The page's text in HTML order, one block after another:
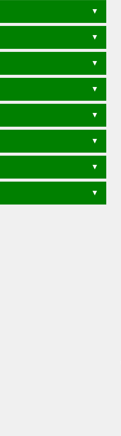
TISCHTE TITSCHE
SCHIEN SCHIET SCHNEI
TITSCH
CENTS
STEINT STINTE
NISTE SITTE STEIN
NETS
SEIT SITE STET TEIN